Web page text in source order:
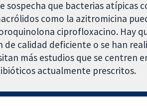
sospecha que bacterias atípicas
como la azitromicina
ciprofloxacino. Hay
de calidad deficiente o se han
más estudios que se centren
actualmente prescritos.